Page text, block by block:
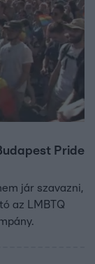
Pride
jár szavazni,
az LMBTQ